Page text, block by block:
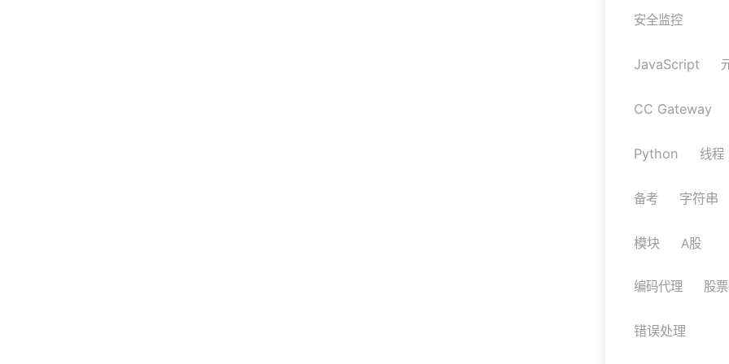
安全监控
JavaScript
CC Gateway
Python 线程
备考 字符串
模块 A股
编码代理 股
错误处理